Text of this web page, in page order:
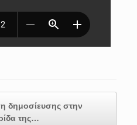
δημοσίευσης στην
της…